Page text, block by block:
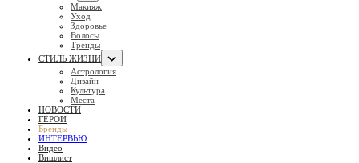
Макияж
Уход
Здоровье
Волосы
Тренды
СТИЛЬ ЖИЗНИ
Астрология
Дизайн
Культура
Места
НОВОСТИ
ГЕРОИ
Бренды
ИНТЕРВЬЮ
Видео
Вишлист